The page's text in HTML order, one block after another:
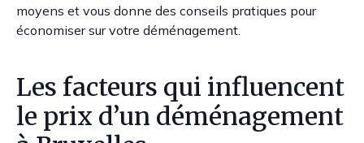
moyens et vous donne des conseils pratiques pour
économiser sur votre déménagement.
Les facteurs qui influencent
le prix d’un déménagement